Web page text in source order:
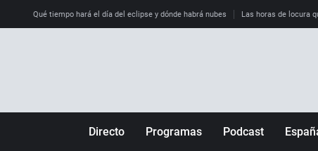
Qué tiempo hará el día del eclipse y dónde habrá nubes Las horas de locura
Directo Programas Podcast